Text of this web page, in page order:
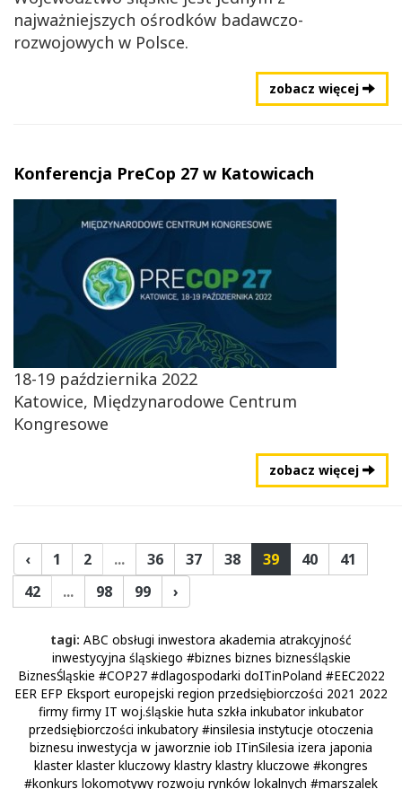
najważniejszych ośrodków badawczo-
rozwojowych w Polsce.
zobacz więcej
Konferencja PreCop 27 w Katowicach
18-19 października 2022
Katowice, Międzynarodowe Centrum
Kongresowe
zobacz więcej
‹ 1 2 ... 36 37 38 39 40
41
42
... 98 99 ›
tagi: ABC obsługi inwestora akademia atrakcyjność
inwestycyjna śląskiego #biznes biznes biznesśląskie
BiznesŚląskie #COP27 #dlagospodarki doITinPoland #EEC2022
EER EFP Eksport europejski region przedsiębiorczości 2021 2022
firmy firmy IT woj.śląskie huta szkła inkubator inkubator
przedsiębiorczości inkubatory #insilesia instytucje otoczenia
biznesu inwestycja w jaworznie iob ITinSilesia izera japonia
klaster klaster kluczowy klastry klastry kluczowe #kongres
#konkurs lokomotywy rozwoju rynków lokalnych #marszalek